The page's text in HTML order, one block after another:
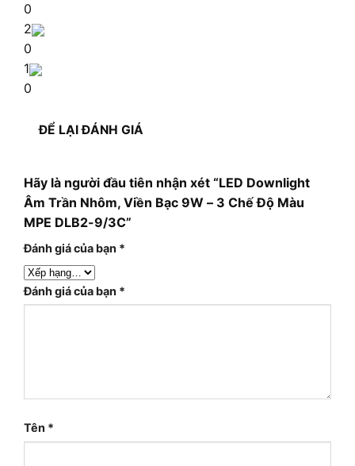
0
2
0
1
0
ĐỂ LẠI ĐÁNH GIÁ
Hãy là người đầu tiên nhận xét “LED Downlight
Âm Trần Nhôm, Viền Bạc 9W – 3 Chế Độ Màu
MPE DLB2-9/3C”
Đánh giá của bạn *
Đánh giá của bạn *
Tên *